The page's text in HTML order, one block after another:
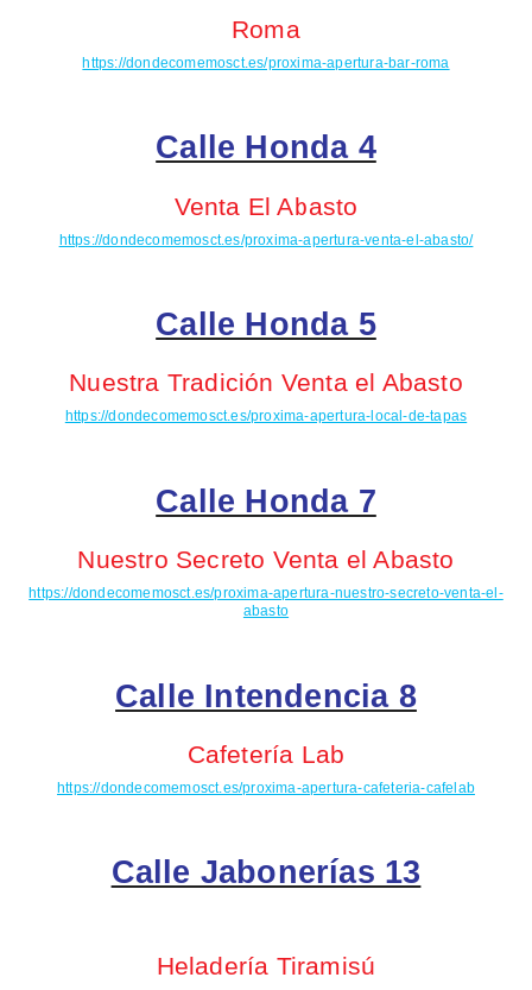
Roma
https://dondecomemosct.es/proxima-apertura-bar-roma
Calle Honda 4
Venta El Abasto
https://dondecomemosct.es/proxima-apertura-venta-el-abasto/
Calle Honda 5
Nuestra Tradición Venta el Abasto
https://dondecomemosct.es/proxima-apertura-local-de-tapas
Calle Honda 7
Nuestro Secreto Venta el Abasto
https://dondecomemosct.es/proxima-apertura-nuestro-secreto-venta-el-
abasto
Calle Intendencia 8
Cafetería Lab
https://dondecomemosct.es/proxima-apertura-cafeteria-cafelab
Calle Jabonerías 13
Heladería Tiramisú